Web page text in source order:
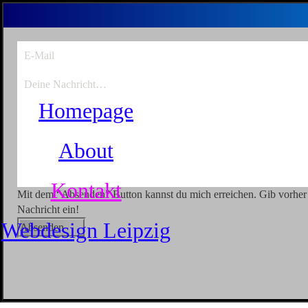
Homepage
About
Kontakt
Webdesign Leipzig
E-Mail
Deine Nachricht…
Mit dem “Absenden” Button kannst du mich erreichen. Gib
Nachricht ein!
Absenden